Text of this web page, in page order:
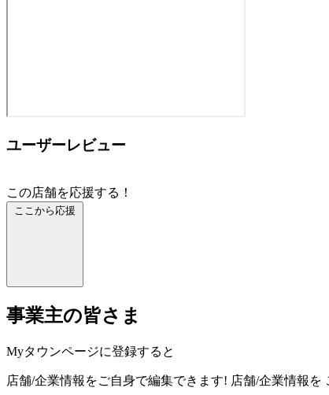
ユーザーレビュー
この店舗を応援する！
ここから応援
事業主の皆さま
Myタウンページに登録すると
店舗/企業情報をご自身で編集できます! 店舗/企業情報を